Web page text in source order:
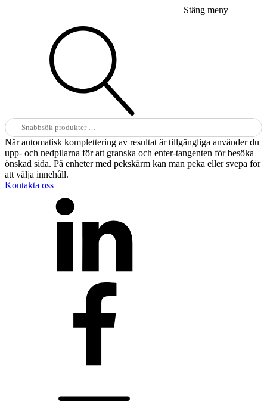
Stäng meny
Sök
efter:
När automatisk komplettering av resultat är tillgängliga använder du
upp- och nedpilarna för att granska och enter-tangenten för besöka
önskad sida. På enheter med pekskärm kan man peka eller svepa för
att välja innehåll.
Kontakta oss